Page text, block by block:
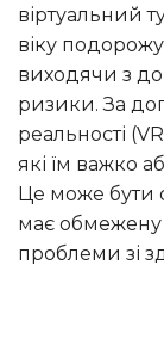
віртуальний
віку
виходячи з
ризики. За
реальності
які їм важко
Це може бути
має обмежену
проблеми зі